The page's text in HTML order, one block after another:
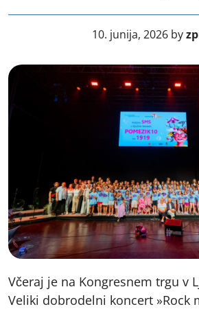
10. junija, 2026 by
Včeraj je na Kongresnem trgu v
Veliki dobrodelni koncert »Rock